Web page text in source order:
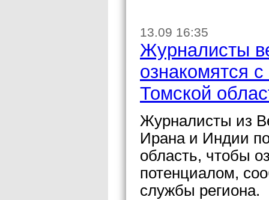
13.09 16:35
Журналисты
ознакомятся
Томской
Журналисты из
Ирана и Индии
область, чтобы
потенциалом,
службы региона.